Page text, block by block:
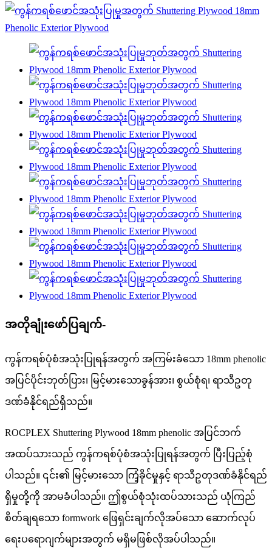
အတိုချုံးဖော်ပြချက်-
ကွန်ကရစ်ပုံစံအသုံးပြုရန်အတွက် အကြမ်းခံသော 18mm phenolic
အပြင်ပိုင်းဘုတ်ပြား၊ မြင့်မားသောခွန်အား၊ စွယ်စုံရ၊ ရာသီဥတု
ဒဏ်ခံနိုင်ရည်ရှိသည်။
ROCPLEX Shuttering Plywood 18mm phenolic အပြင်ဘက်
အထပ်သားသည် ကွန်ကရစ်ပုံစံအသုံးပြုရန်အတွက် ပြီးပြည့်စုံ
ပါသည်။ ၎င်း၏ မြင့်မားသော ကြံ့ခိုင်မှုနှင့် ရာသီဥတုဒဏ်ခံနိုင်ရည်
ရှိမှုတို့ကို အာမခံပါသည်။ ဤစွယ်စုံသုံးထပ်သားသည် ယုံကြည်
စိတ်ချရသော formwork ဖြေရှင်းချက်လိုအပ်သော ဆောက်လုပ်
ရေးပရောဂျက်များအတွက် မရှိမဖြစ်လိုအပ်ပါသည်။